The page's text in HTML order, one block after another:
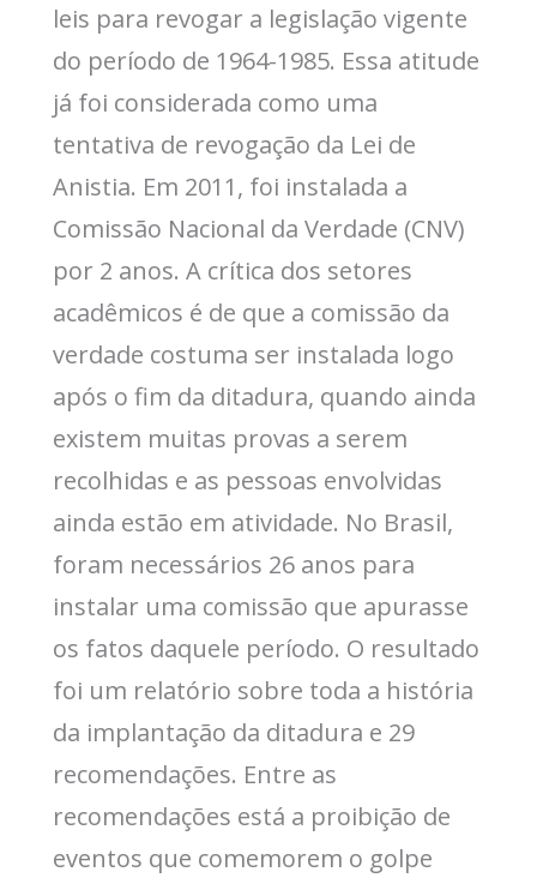
leis para revogar a legislação vigente
do período de 1964-1985. Essa atitude
já foi considerada como uma
tentativa de revogação da Lei de
Anistia. Em 2011, foi instalada a
Comissão Nacional da Verdade (CNV)
por 2 anos. A crítica dos setores
acadêmicos é de que a comissão da
verdade costuma ser instalada logo
após o fim da ditadura, quando ainda
existem muitas provas a serem
recolhidas e as pessoas envolvidas
ainda estão em atividade. No Brasil,
foram necessários 26 anos para
instalar uma comissão que apurasse
os fatos daquele período. O resultado
foi um relatório sobre toda a história
da implantação da ditadura e 29
recomendações. Entre as
recomendações está a proibição de
eventos que comemorem o golpe